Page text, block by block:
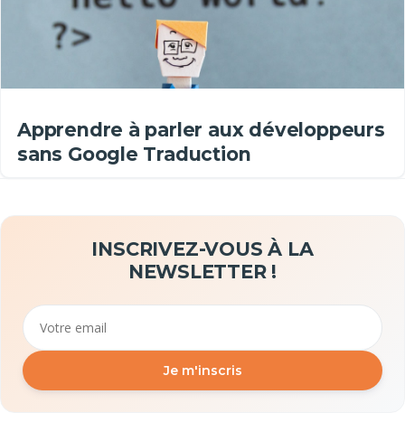
Apprendre à parler aux développeurs
sans Google Traduction
INSCRIVEZ-VOUS À LA
NEWSLETTER !
Email
Je m'inscris